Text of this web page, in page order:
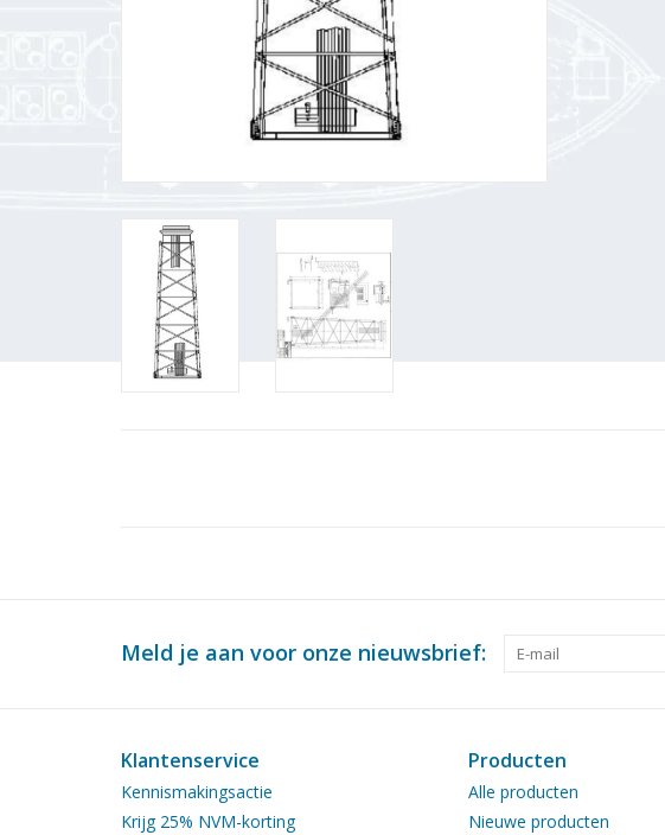
Meld je aan voor onze nieuwsbrief:
Klantenservice
Kennismakingsactie
Krijg 25% NVM-korting
Producten
Alle producten
Nieuwe producten